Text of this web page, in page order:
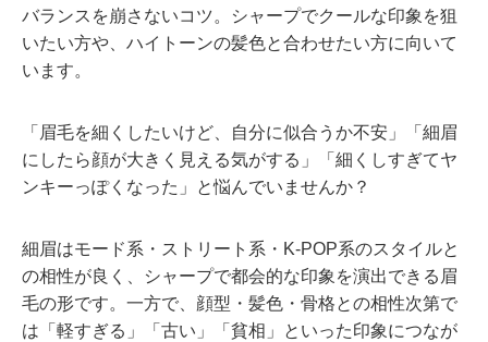
バランスを崩さないコツ。シャープでクールな印象を狙
いたい方や、ハイトーンの髪色と合わせたい方に向いて
います。
「眉毛を細くしたいけど、自分に似合うか不安」「細眉
にしたら顔が大きく見える気がする」「細くしすぎてヤ
ンキーっぽくなった」と悩んでいませんか？
細眉はモード系・ストリート系・K-POP系のスタイルと
の相性が良く、シャープで都会的な印象を演出できる眉
毛の形です。一方で、顔型・髪色・骨格との相性次第で
は「軽すぎる」「古い」「貧相」といった印象につなが